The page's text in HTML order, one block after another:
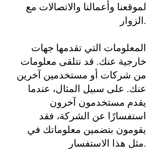
لموقعنا وأعمالنا والاتصالات مع
الزوار.
المعلومات التي تقدمها جهات
خارجية عنك. قد نتلقى معلومات
من شركات أو مستخدمين آخرين
عنك. على سبيل المثال، عندما
يقدم مستخدمون آخرون
استفسارًا عن الشركة، فقد
يقومون بتضمين معلوماتك في
مثل هذا الاستفسار.